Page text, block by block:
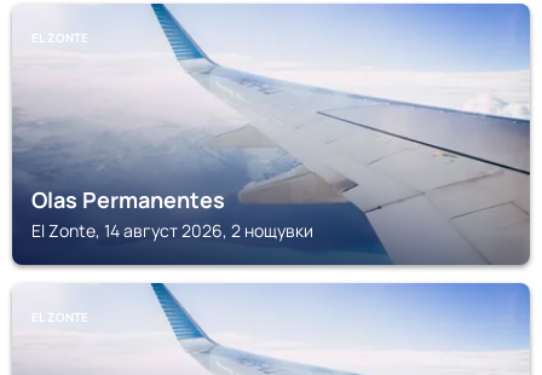
EL ZONTE
Olas Permanentes
El Zonte, 14 август 2026, 2 нощувки
EL ZONTE